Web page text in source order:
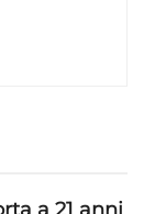
a 21 anni